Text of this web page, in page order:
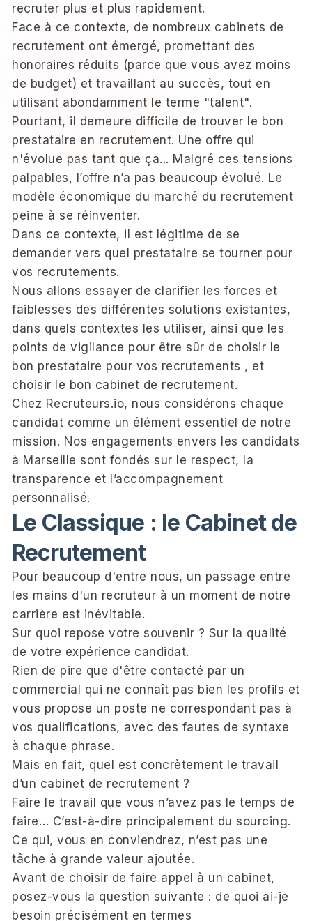
recruter plus et plus rapidement.
Face à ce contexte, de nombreux cabinets de
recrutement ont émergé, promettant des
honoraires réduits (parce que vous avez moins
de budget) et travaillant au succès, tout en
utilisant abondamment le terme "talent".
Pourtant, il demeure difficile de trouver le bon
prestataire en recrutement. Une offre qui
n'évolue pas tant que ça... Malgré ces tensions
palpables, l’offre n’a pas beaucoup évolué. Le
modèle économique du marché du recrutement
peine à se réinventer.
Dans ce contexte, il est légitime de se
demander vers quel prestataire se tourner pour
vos recrutements.
Nous allons essayer de clarifier les forces et
faiblesses des différentes solutions existantes,
dans quels contextes les utiliser, ainsi que les
points de vigilance pour être sûr de choisir le
bon prestataire pour vos recrutements , et
choisir le bon cabinet de recrutement.
Chez Recruteurs.io, nous considérons chaque
candidat comme un élément essentiel de notre
mission. Nos engagements envers les candidats
à Marseille sont fondés sur le respect, la
transparence et l’accompagnement
personnalisé.
Le Classique : le Cabinet de
Recrutement
Pour beaucoup d'entre nous, un passage entre
les mains d'un recruteur à un moment de notre
carrière est inévitable.
Sur quoi repose votre souvenir ? Sur la qualité
de votre expérience candidat.
Rien de pire que d'être contacté par un
commercial qui ne connaît pas bien les profils et
vous propose un poste ne correspondant pas à
vos qualifications, avec des fautes de syntaxe
à chaque phrase.
Mais en fait, quel est concrètement le travail
d’un cabinet de recrutement ?
Faire le travail que vous n’avez pas le temps de
faire… C’est-à-dire principalement du sourcing.
Ce qui, vous en conviendrez, n’est pas une
tâche à grande valeur ajoutée.
Avant de choisir de faire appel à un cabinet,
posez-vous la question suivante : de quoi ai-je
besoin précisément en termes